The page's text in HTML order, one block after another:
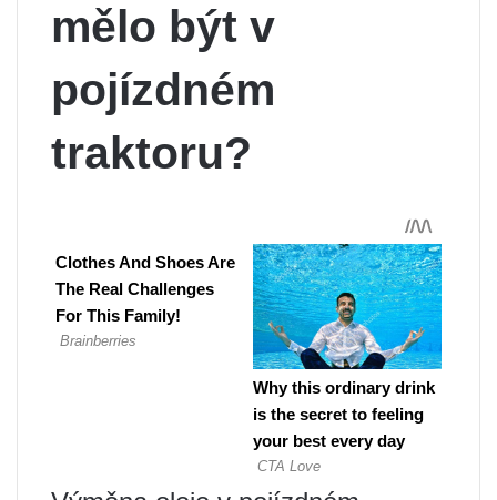
mělo být v
pojízdném
traktoru?